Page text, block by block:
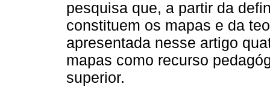
pesquisa que, a partir da
constituem os mapas e da
apresentada nesse artigo
mapas como recurso
superior.